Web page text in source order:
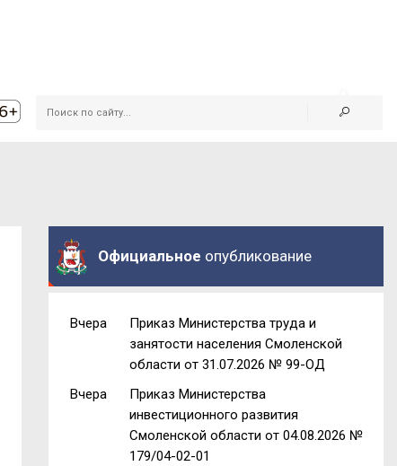
Официальное опубликование
Вчера
Приказ Министерства труда и
занятости населения Смоленской
области от 31.07.2026 № 99-ОД
Вчера
Приказ Министерства
инвестиционного развития
Смоленской области от 04.08.2026 №
179/04-02-01